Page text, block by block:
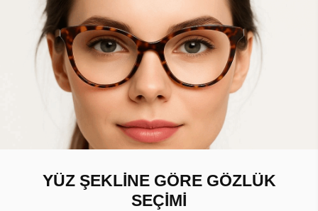
YÜZ ŞEKLİNE GÖRE GÖZLÜK
SEÇİMİ